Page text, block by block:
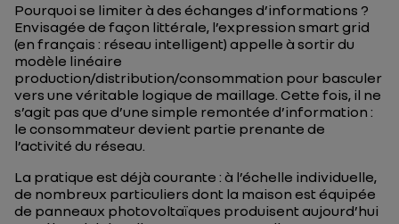
Pourquoi se limiter à des échanges d’informations ?
Envisagée de façon littérale, l’expression smart grid
(en français : réseau intelligent) appelle à sortir du
modèle linéaire
production/distribution/consommation pour basculer
vers une véritable logique de maillage. Cette fois, il ne
s’agit pas que d’une simple remontée d’information :
le consommateur devient partie prenante de
l’activité du réseau.
La pratique est déjà courante : à l’échelle individuelle,
de nombreux particuliers dont la maison est équipée
de panneaux photovoltaïques produisent aujourd’hui